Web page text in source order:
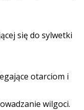
się do sylwetki
otarciom i
wilgoci.